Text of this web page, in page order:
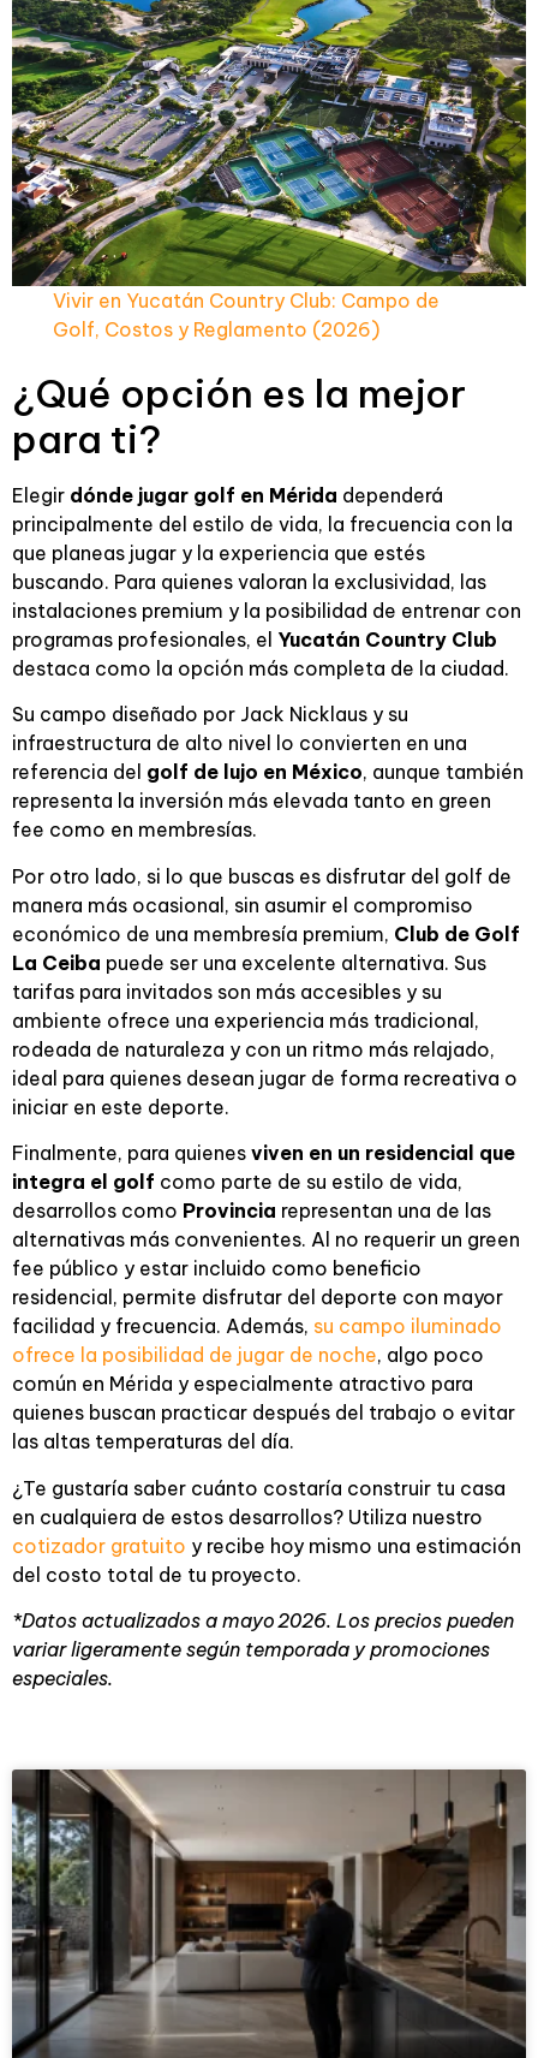
Vivir en Yucatán Country Club: Campo de
Golf, Costos y Reglamento (2026)
¿Qué opción es la mejor
para ti?
Elegir dónde jugar golf en Mérida dependerá
principalmente del estilo de vida, la frecuencia con la
que planeas jugar y la experiencia que estés
buscando. Para quienes valoran la exclusividad, las
instalaciones premium y la posibilidad de entrenar con
programas profesionales, el Yucatán Country Club
destaca como la opción más completa de la ciudad.
Su campo diseñado por Jack Nicklaus y su
infraestructura de alto nivel lo convierten en una
referencia del golf de lujo en México, aunque también
representa la inversión más elevada tanto en green
fee como en membresías.
Por otro lado, si lo que buscas es disfrutar del golf de
manera más ocasional, sin asumir el compromiso
económico de una membresía premium, Club de Golf
La Ceiba puede ser una excelente alternativa. Sus
tarifas para invitados son más accesibles y su
ambiente ofrece una experiencia más tradicional,
rodeada de naturaleza y con un ritmo más relajado,
ideal para quienes desean jugar de forma recreativa o
iniciar en este deporte.
Finalmente, para quienes viven en un residencial que
integra el golf como parte de su estilo de vida,
desarrollos como Provincia representan una de las
alternativas más convenientes. Al no requerir un green
fee público y estar incluido como beneficio
residencial, permite disfrutar del deporte con mayor
facilidad y frecuencia. Además, su campo iluminado
ofrece la posibilidad de jugar de noche, algo poco
común en Mérida y especialmente atractivo para
quienes buscan practicar después del trabajo o evitar
las altas temperaturas del día.
¿Te gustaría saber cuánto costaría construir tu casa
en cualquiera de estos desarrollos? Utiliza nuestro
cotizador gratuito y recibe hoy mismo una estimación
del costo total de tu proyecto.
*Datos actualizados a mayo 2026. Los precios pueden
variar ligeramente según temporada y promociones
especiales.